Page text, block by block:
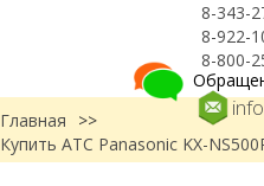
8-343-
8-922-
8-800-
Главная
>>
Купить АТС Panasonic KX-